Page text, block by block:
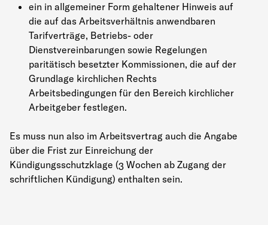
ein in allgemeiner Form gehaltener Hinweis auf
die auf das Arbeitsverhältnis anwendbaren
Tarifverträge, Betriebs- oder
Dienstvereinbarungen sowie Regelungen
paritätisch besetzter Kommissionen, die auf der
Grundlage kirchlichen Rechts
Arbeitsbedingungen für den Bereich kirchlicher
Arbeitgeber festlegen.
Es muss nun also im Arbeitsvertrag auch die Angabe
über die Frist zur Einreichung der
Kündigungsschutzklage (3 Wochen ab Zugang der
schriftlichen Kündigung) enthalten sein.